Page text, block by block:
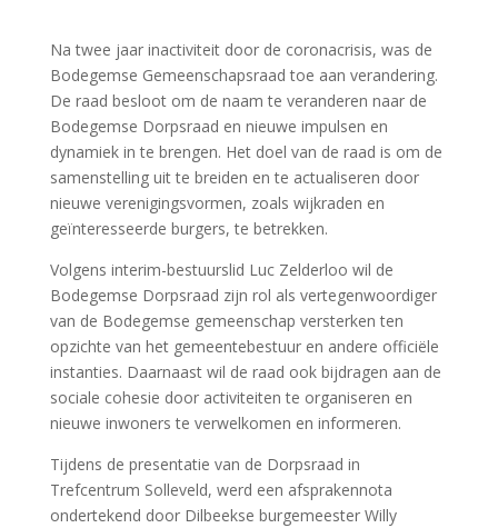
Na twee jaar inactiviteit door de coronacrisis, was de
Bodegemse Gemeenschapsraad toe aan verandering.
De raad besloot om de naam te veranderen naar de
Bodegemse Dorpsraad en nieuwe impulsen en
dynamiek in te brengen. Het doel van de raad is om de
samenstelling uit te breiden en te actualiseren door
nieuwe verenigingsvormen, zoals wijkraden en
geïnteresseerde burgers, te betrekken.
Volgens interim-bestuurslid Luc Zelderloo wil de
Bodegemse Dorpsraad zijn rol als vertegenwoordiger
van de Bodegemse gemeenschap versterken ten
opzichte van het gemeentebestuur en andere officiële
instanties. Daarnaast wil de raad ook bijdragen aan de
sociale cohesie door activiteiten te organiseren en
nieuwe inwoners te verwelkomen en informeren.
Tijdens de presentatie van de Dorpsraad in
Trefcentrum Solleveld, werd een afsprakennota
ondertekend door Dilbeekse burgemeester Willy